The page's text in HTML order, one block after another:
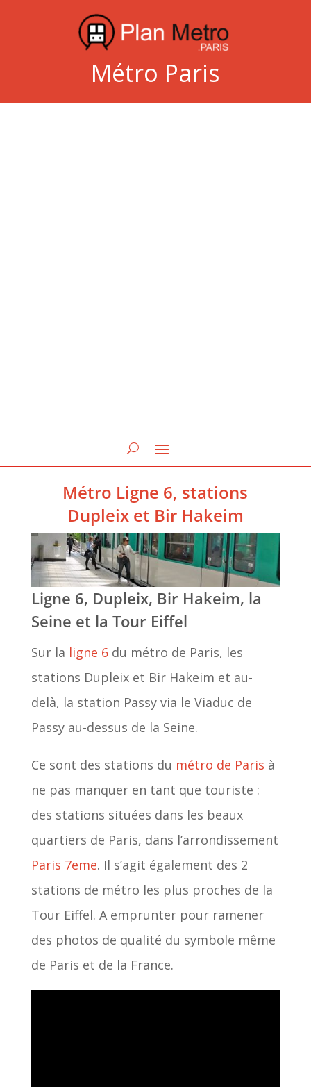
Métro Paris
Métro Ligne 6, stations
Dupleix et Bir Hakeim
Ligne 6, Dupleix, Bir Hakeim, la
Seine et la Tour Eiffel
Sur la ligne 6du métro de Paris, les
stations Dupleix et Bir Hakeim et au-
delà, la station Passy via le Viaduc de
Passy au-dessus de la Seine.
Ce sont des stations du métro de Paris à
ne pas manquer en tant que touriste :
des stations situées dans les beaux
quartiers de Paris, dans l’arrondissement
Paris 7eme. Il s’agit également des 2
stations de métro les plus proches de la
Tour Eiffel. A emprunter pour ramener
des photos de qualité du symbole même
de Paris et de la France.